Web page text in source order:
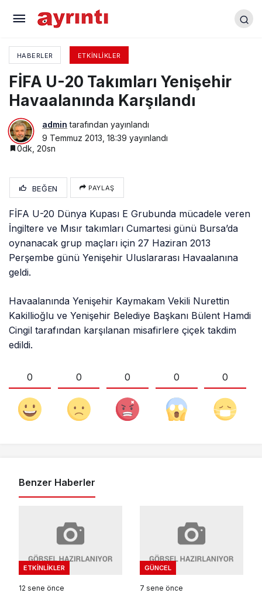
HABERLER ETKINLIKLER
FİFA U-20 Takımları Yenişehir
Havaalanında Karşılandı
admin tarafından yayınlandı
9 Temmuz 2013, 18:39 yayınlandı
0dk, 20sn
BEĞEN PAYLAŞ
FİFA U-20 Dünya Kupası E Grubunda mücadele veren
İngiltere ve Mısır takımları Cumartesi günü Bursa’da
oynanacak grup maçları için 27 Haziran 2013
Perşembe günü Yenişehir Uluslararası Havaalanına
geldi.
Havaalanında Yenişehir Kaymakam Vekili Nurettin
Kakillioğlu ve Yenişehir Belediye Başkanı Bülent Hamdi
Cingil tarafından karşılanan misafirlere çiçek takdim
edildi.
0 0 0 0 0
Benzer Haberler
ETKINLIKLER
12 sene önce
GÜNCEL
7 sene önce
ESKİ YÖNETİME TEŞEKKÜR